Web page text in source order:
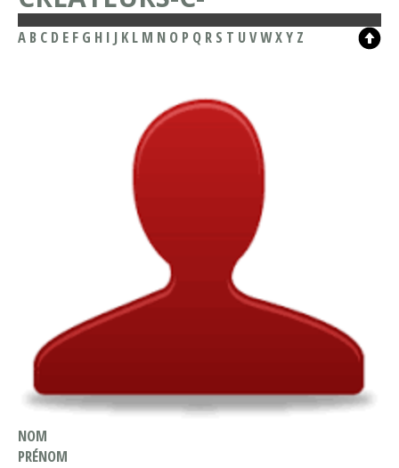
A B C D E F G H I J KL M N O P Q R S T UVWXY Z
NOM
PRÉNOM